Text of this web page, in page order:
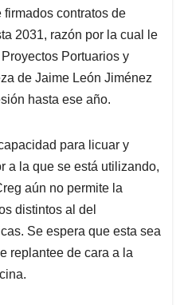
contratos de
2031, razón por la cual le
Portuarios y
de Jaime León Jiménez
hasta ese año.
para licuar y
a la que se está utilizando,
aún no permite la
distintos al del
Se espera que esta sea
replantee de cara a la